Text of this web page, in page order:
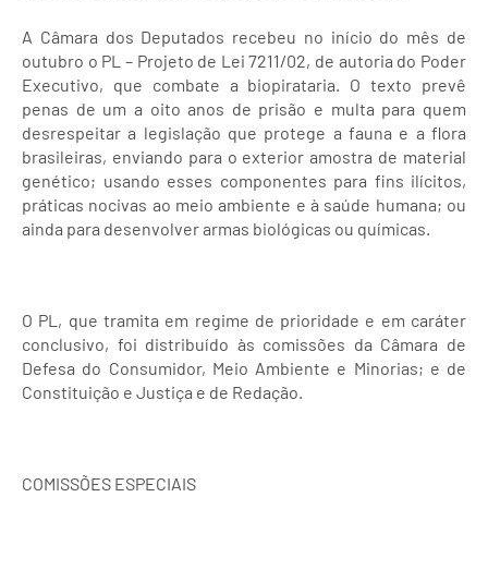
A Câmara dos Deputados recebeu no início do mês de
outubro o PL – Projeto de Lei 7211/02, de autoria do Poder
Executivo, que combate a biopirataria. O texto prevê
penas de um a oito anos de prisão e multa para quem
desrespeitar a legislação que protege a fauna e a flora
brasileiras, enviando para o exterior amostra de material
genético; usando esses componentes para fins ilícitos,
práticas nocivas ao meio ambiente e à saúde humana; ou
ainda para desenvolver armas biológicas ou químicas.
O PL, que tramita em regime de prioridade e em caráter
conclusivo, foi distribuído às comissões da Câmara de
Defesa do Consumidor, Meio Ambiente e Minorias; e de
Constituição e Justiça e de Redação.
COMISSÕES ESPECIAIS